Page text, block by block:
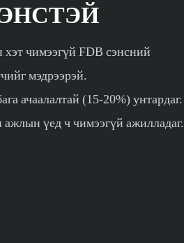
чимээгүй FDB сэнсний
мэдрээрэй.
ачаалалтай (15-20%) унтардаг.
үед ч чимээгүй ажилладаг.